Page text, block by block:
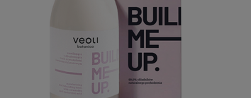
Sulfosuccinate, Sodium Chloride, Charcoal